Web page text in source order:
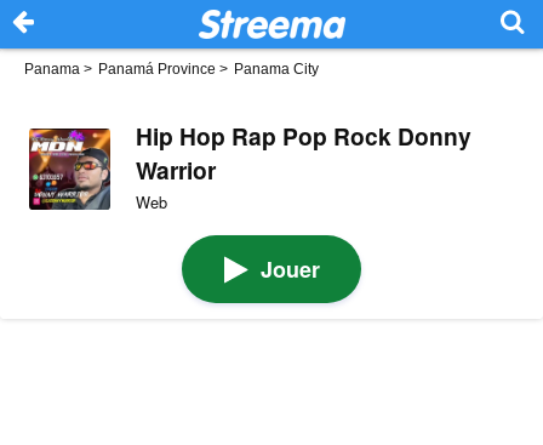
Panama > Panamá Province > Panama City
Hip Hop Rap Pop Rock Donny
Warrior
Web
Jouer